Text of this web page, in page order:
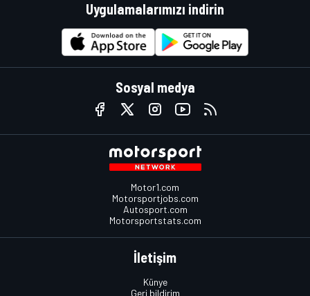
Uygulamalarımızı indirin
Sosyal medya
Motor1.com
Motorsportjobs.com
Autosport.com
Motorsportstats.com
İletişim
Künye
Geri bildirim